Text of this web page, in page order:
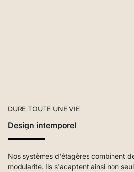
DURE TOUTE UNE VIE
Design intemporel
Nos systèmes d'étagères combinent
modularité. Ils s'adaptent ainsi non